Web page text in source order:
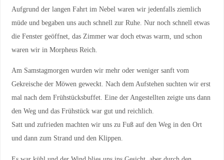
Aufgrund der langen Fahrt im Nebel waren wir jedenfalls ziemlich
müde und begaben uns auch schnell zur Ruhe. Nur noch schnell etwas
die Fenster geöffnet, das Zimmer war doch etwas warm, und schon
waren wir in Morpheus Reich.
Am Samstagmorgen wurden wir mehr oder weniger sanft vom
Gekreische der Möwen geweckt. Nach dem Aufstehen suchten wir erst
mal nach dem Frühstücksbuffet. Eine der Angestellten zeigte uns dann
den Weg und das Frühstück war gut und reichlich.
Satt und zufrieden machten wir uns zu Fuß auf den Weg in den Ort
und dann zum Strand und den Klippen.